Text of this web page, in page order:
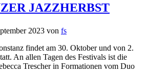
JAZZHERBST
2023 von fs
findet am 30. Oktober und von 2.
An allen Tagen des Festivals ist die
Trescher in Formationen vom Duo